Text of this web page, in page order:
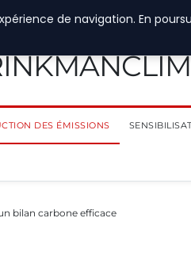
DES ÉMISSIONS
bilan carbone efficace
de navigation. En